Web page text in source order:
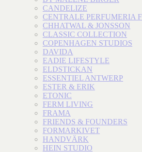
CANDELIZE
CENTRALE PERFUMERIA
CHHATWAL & JONSSON
CLASSIC COLLECTION
COPENHAGEN STUDIOS
DAVIDA
EADIE LIFESTYLE
ELDSTICKAN
ESSENTIEL ANTWERP
ESTER & ERIK
ETONIC
FERM LIVING
FRAMA
FRIENDS & FOUNDERS
FORMARKIVET
HANDVÄRK
HEIN STUDIO